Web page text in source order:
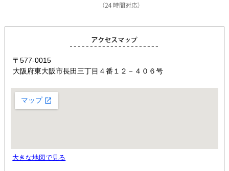
〒577-0015
大阪府東大阪市長田三丁目４番１２－４０６号
大きな地図で見る